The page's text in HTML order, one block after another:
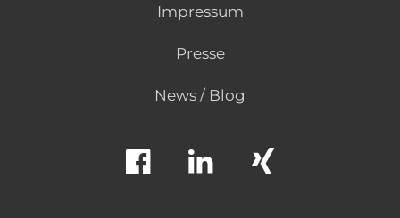
Impressum
Presse
News / Blog